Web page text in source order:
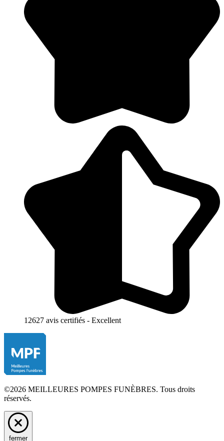
12627 avis certifiés - Excellent
©2026 MEILLEURES POMPES FUNÈBRES. Tous droits
réservés.
fermer